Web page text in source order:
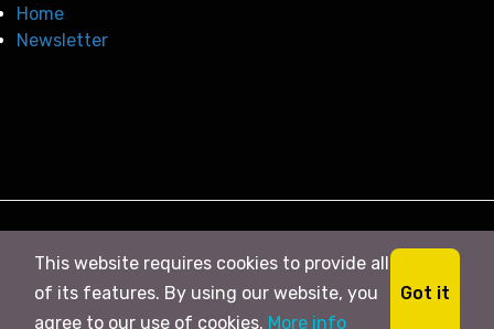
Home
Newsletter
© 2026 সি নিউজ . All right Reserved
This website requires cookies to provide all
of its features. By using our website, you
agree to our use of cookies. More info
Got it